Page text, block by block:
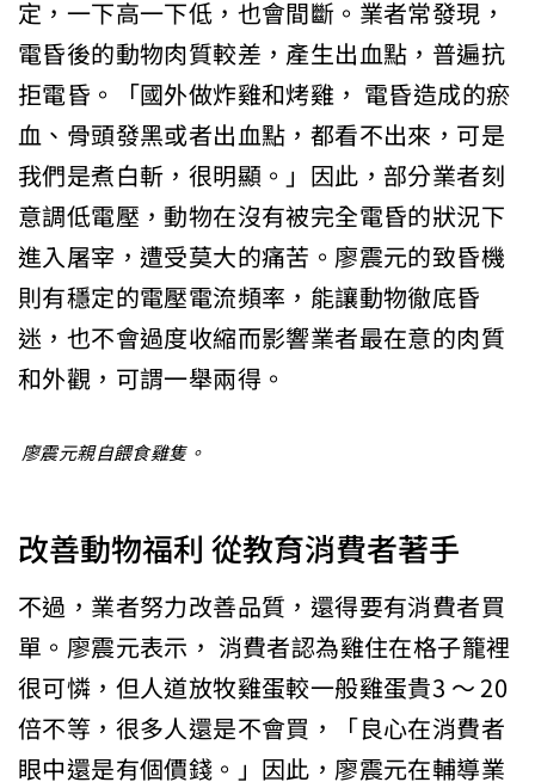
電昏後的動物肉質較差，產生出血點，普遍抗
拒電昏。「國外做炸雞和烤雞， 電昏造成的瘀
血、骨頭發黑或者出血點，都看不出來，可是
我們是煮白斬，很明顯。」因此，部分業者刻
意調低電壓，動物在沒有被完全電昏的狀況下
進入屠宰，遭受莫大的痛苦。廖震元的致昏機
則有穩定的電壓電流頻率，能讓動物徹底昏
迷，也不會過度收縮而影響業者最在意的肉質
和外觀，可謂一舉兩得。
廖震元親自餵食雞隻。
改善動物福利 從教育消費者著手
不過，業者努力改善品質，還得要有消費者買
單。廖震元表示， 消費者認為雞住在格子籠裡
很可憐，但人道放牧雞蛋較一般雞蛋貴3 ～ 20
倍不等，很多人還是不會買，「良心在消費者